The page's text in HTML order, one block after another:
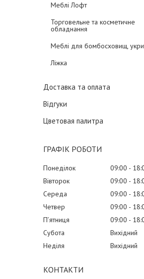
Меблі Лофт
Торговельне та косметичне
обладнання
Меблі для бомбосховищ,
Ліжка
Доставка та оплата
Відгуки
Цветовая палитра
ГРАФІК РОБОТИ
Понеділок 09:00
Вівторок
09:00
Середа
09:00
Четвер
09:00
Пʼятниця
09:00
Субота
Вихідний
Неділя
Вихідний
КОНТАКТИ